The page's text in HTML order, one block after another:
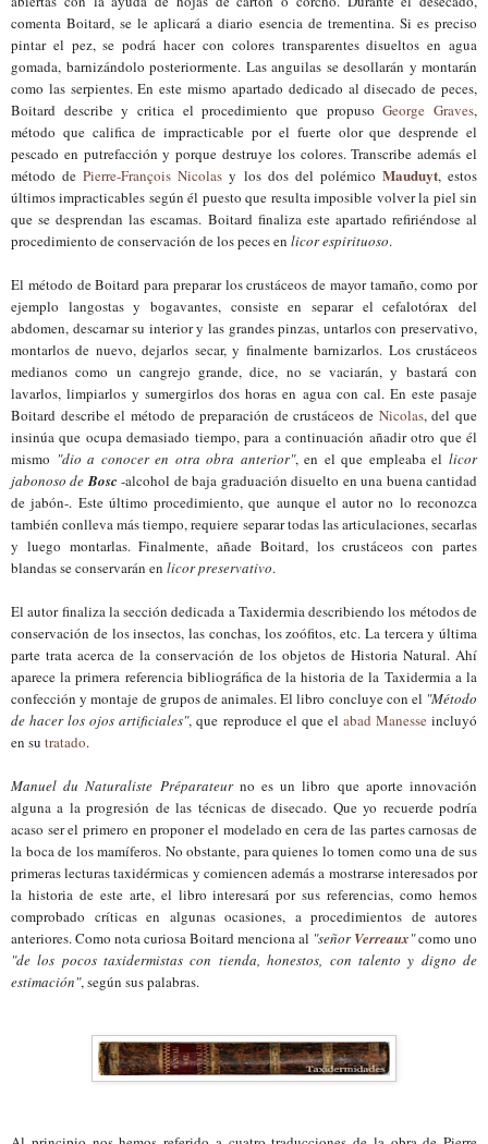
comenta Boitard, se le aplicará a diario esencia de trementina. Si es preciso
pintar el pez, se podrá hacer con colores transparentes disueltos en agua
gomada, barnizándolo posteriormente. Las anguilas se desollarán y montarán
como las serpientes. En este mismo apartado dedicado al disecado de peces,
Boitard describe y critica el procedimiento que propuso George Graves,
método que califica de impracticable por el fuerte olor que desprende el
pescado en putrefacción y porque destruye los colores. Transcribe además el
método dePierre-François Nicolas y los dos del polémico Mauduyt, estos
últimos impracticables según él puesto que resulta imposible volver la piel sin
que se desprendan las escamas. Boitard finaliza este apartado refiriéndose al
procedimiento de conservación de los peces en licor espirituoso.
El método de Boitard para preparar los crustáceos de mayor tamaño, como por
ejemplo langostas y bogavantes, consiste en separar el cefalotórax del
abdomen, descarnar su interior y las grandes pinzas, untarlos con preservativo,
montarlos de nuevo, dejarlos secar, y finalmente barnizarlos. Los crustáceos
medianos como un cangrejo grande, dice, no se vaciarán, y bastará con
lavarlos, limpiarlos y sumergirlos dos horas en agua con cal. En este pasaje
Boitard describeel método de preparación de crustáceos de Nicolas, del que
insinúa que ocupa demasiado tiempo, para a continuación añadir otro que él
mismo "dio a conocer en otra obra anterior",en el que empleaba ellicor
jabonoso deBosc -alcohol de baja graduación disuelto en una buena cantidad
de jabón-. Este último procedimiento, que aunque el autor no lo reconozca
también conlleva más tiempo, requiere separar todas las articulaciones, secarlas
y luego montarlas. Finalmente, añade Boitard, los crustáceos con partes
blandas se conservarán en licor preservativo.
El autor finaliza la sección dedicada a Taxidermia describiendo los métodos de
conservación de los insectos, las conchas, los zoófitos, etc. La tercera y última
parte trata acerca de la conservación de los objetos de Historia Natural. Ahí
aparece la primera referencia bibliográfica de la historia de la Taxidermia a la
confección y montaje de grupos de animales. El libro concluye con el "Método
de hacer los ojos artificiales", que reproduce el que el abad Manesseincluyó
en su tratado.
Manuel du Naturaliste Préparateurno es un libro que aporte innovación
alguna a la progresión de las técnicas de disecado. Que yo recuerde podría
acaso ser el primero en proponer el modelado en cera de las partes carnosas de
la boca de los mamíferos. No obstante, para quienes lo tomen como una de sus
primeras lecturas taxidérmicas y comiencen además a mostrarse interesados por
la historia de este arte, el libro interesará por sus referencias, como hemos
comprobado críticas en algunas ocasiones, a procedimientos de autores
anteriores. Como nota curiosa Boitard menciona al "señorVerreaux"como uno
"de los pocos taxidermistas con tienda, honestos, con talento y digno de
estimación", según sus palabras.